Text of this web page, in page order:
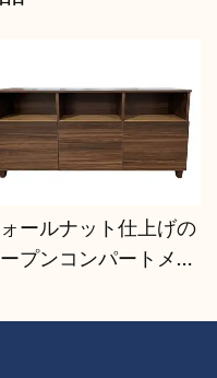
ールナット仕上げの
プンコンパートメン